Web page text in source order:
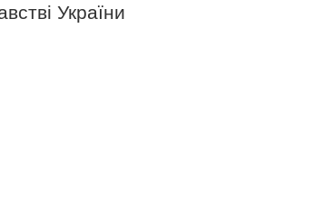
України